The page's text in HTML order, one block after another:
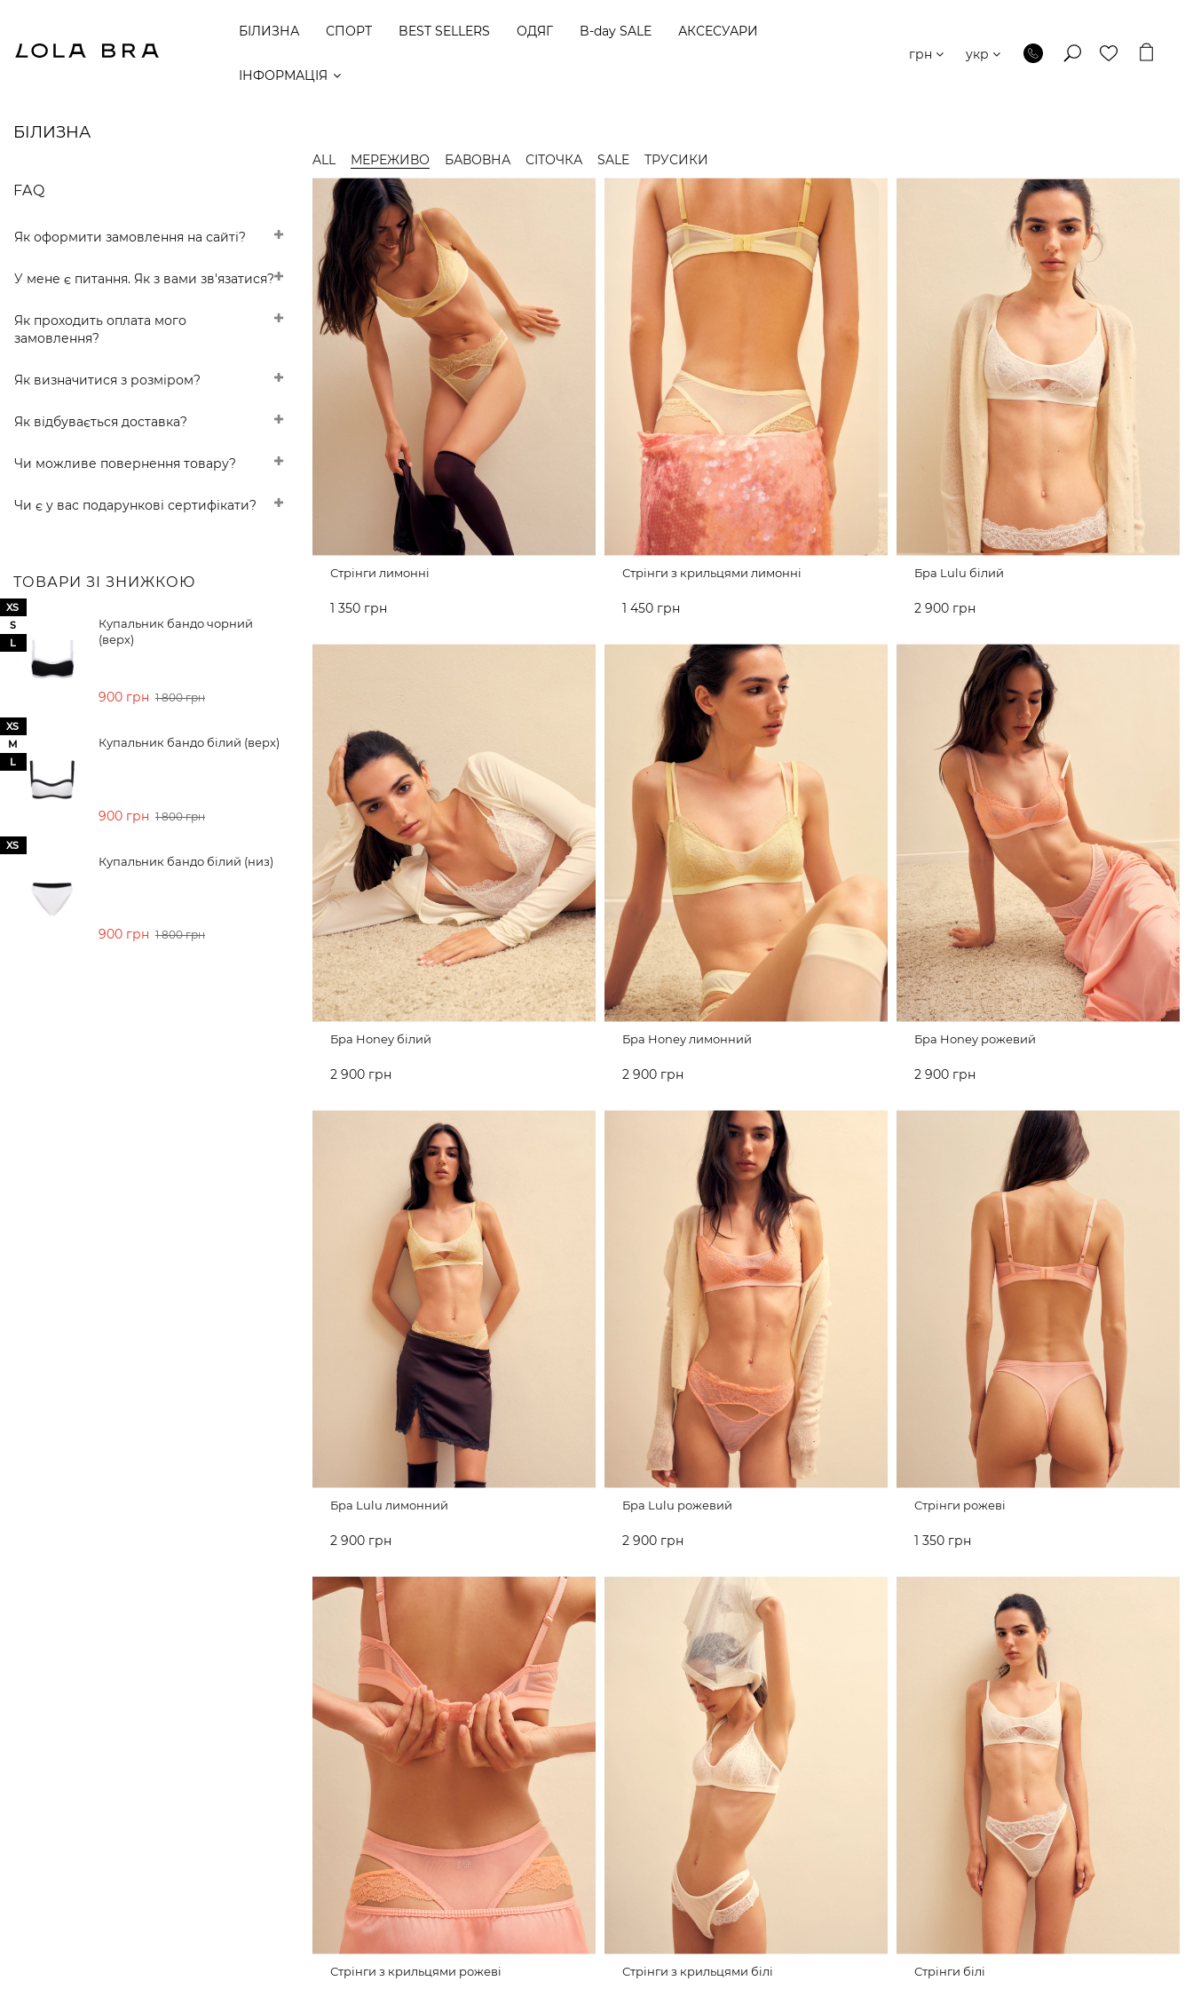
БІЛИЗНА СПОРТ BEST SELLERS ОДЯГ B-day SALE АКСЕСУАРИ
ІНФОРМАЦІЯ
грн укр
БІЛИЗНА
FAQ
Як оформити замовлення на сайті?
У мене є питання. Як з вами зв'язатися?
Як проходить оплата мого
замовлення?
Як визначитися з розміром?
Як відбувається доставка?
Чи можливе повернення товару?
Чи є у вас подарункові сертифікати?
ТОВАРИ ЗІ ЗНИЖКОЮ
XS
S
L
Купальник бандо чорний
(верх)
900 грн 1 800 грн
XS
M
L
Купальник бандо білий (верх)
900 грн 1 800 грн
XS
Купальник бандо білий (низ)
900 грн 1 800 грн
ALL МЕРЕЖИВО БАВОВНА СІТОЧКА SALE ТРУСИКИ
Стрінги лимонні
1 350 грн
ДО КОШИКА
Стрінги з крильцями лимонні
1 450 грн
ДО КОШИКА
Бра Lulu білий
2 900 грн
ДО КОШИКА
Бра Honey білий
2 900 грн
ДО КОШИКА
Бра Honey лимонний
2 900 грн
ДО КОШИКА
Бра Honey рожевий
2 900 грн
ДО КОШИКА
Бра Lulu лимонний
2 900 грн
ДО КОШИКА
Бра Lulu рожевий
2 900 грн
ДО КОШИКА
Стрінги рожеві
1 350 грн
ДО КОШИКА
Стрінги з крильцями рожеві Стрінги з крильцями білі Стрінги білі